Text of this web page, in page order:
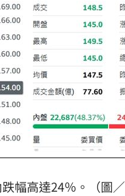
幅高達24％。（圖